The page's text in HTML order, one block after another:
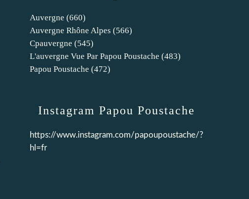
Auvergne (660)
Auvergne Rhône Alpes (566)
Cpauvergne (545)
L'auvergne Vue Par Papou Poustache (483)
Papou Poustache (472)
Instagram Papou Poustache
https://www.instagram.com/papoupoustache/?
hl=fr